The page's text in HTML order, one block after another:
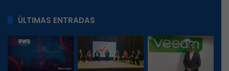
ÚLTIMAS ENTRADAS